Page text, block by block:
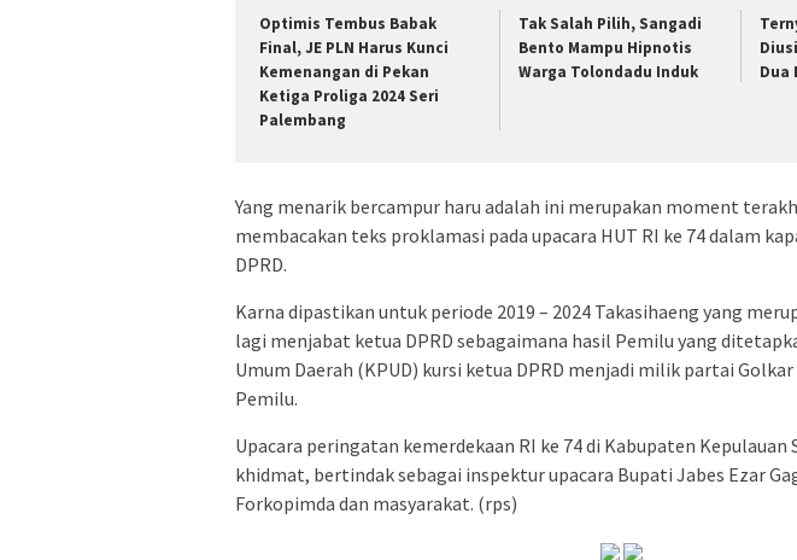
Optimis Tembus Babak
Final, JE PLN Harus Kunci
Kemenangan di Pekan
Ketiga Proliga 2024 Seri
Palembang
Tak Salah Pilih, Sangadi
Bento Mampu Hipnotis
Warga Tolondadu Induk
Dua
Yang menarik bercampur haru adalah ini merupakan moment
membacakan teks proklamasi pada upacara HUT RI ke 74 dalam
DPRD.
Karna dipastikan untuk periode 2019 – 2024 Takasihaeng yang
lagi menjabat ketua DPRD sebagaimana hasil Pemilu yang
Umum Daerah (KPUD) kursi ketua DPRD menjadi milik partai
Pemilu.
Upacara peringatan kemerdekaan RI ke 74 di Kabupaten Kepulauan
khidmat, bertindak sebagai inspektur upacara Bupati Jabes Ezar
Forkopimda dan masyarakat. (rps)